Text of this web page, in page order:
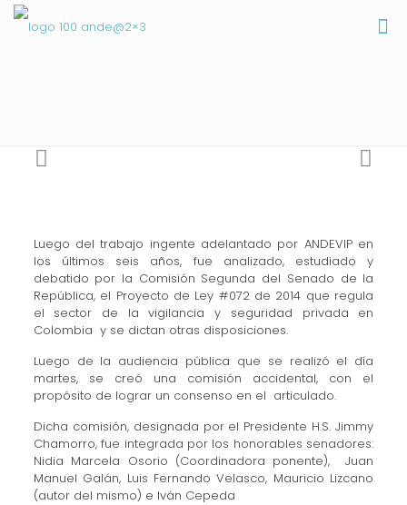
Luego del trabajo ingente adelantado por ANDEVIP en
los últimos seis años, fue analizado, estudiado y
debatido por la Comisión Segunda del Senado de la
República, el Proyecto de Ley #072 de 2014 que regula
el sector de la vigilancia y seguridad privada en
Colombia y se dictan otras disposiciones.
Luego de la audiencia pública que se realizó el día
martes, se creó una comisión accidental, con el
propósito de lograr un consenso en el articulado.
Dicha comisión, designada por el Presidente H.S. Jimmy
Chamorro, fue integrada por los honorables senadores:
Nidia Marcela Osorio (Coordinadora ponente), Juan
Manuel Galán, Luis Fernando Velasco, Mauricio Lizcano
(autor del mismo) e Iván Cepeda